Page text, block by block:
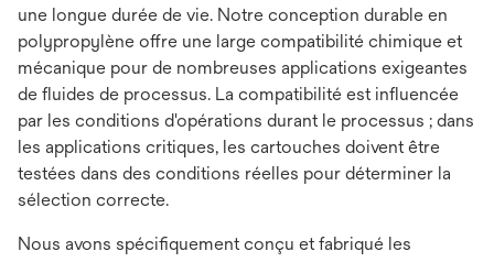
une longue durée de vie. Notre conception durable en
polypropylène offre une large compatibilité chimique et
mécanique pour de nombreuses applications exigeantes
de fluides de processus. La compatibilité est influencée
par les conditions d'opérations durant le processus ; dans
les applications critiques, les cartouches doivent être
testées dans des conditions réelles pour déterminer la
sélection correcte.
Nous avons spécifiquement conçu et fabriqué les